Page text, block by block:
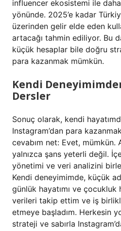
influencer ekosistemi ile
yönünde. 2025’e kadar
üzerinden gelir elde eden
artacağı tahmin ediliyor. Bu
küçük hesaplar bile doğru
para kazanmak mümkün.
Kendi
Dersler
Sonuç olarak, kendi
Instagram’dan para
cevabım net: Evet, mümkün.
yalnızca şans yeterli değil.
yönetimi ve veri analizini
Kendi deneyimimde, küçük
günlük hayatımı ve çocukluk
verileri takip ettim ve iş
etmeye başladım. Herkesin
strateji ve sabırla